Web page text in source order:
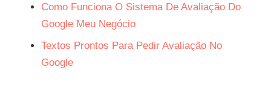
Como Funciona O Sistema De Avaliação Do
Google Meu Negócio
Textos Prontos Para Pedir Avaliação No
Google